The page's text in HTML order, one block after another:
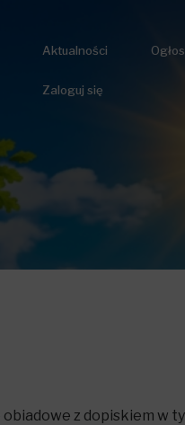
Aktualności
Zaloguj się
obiadowe z dopiskiem w